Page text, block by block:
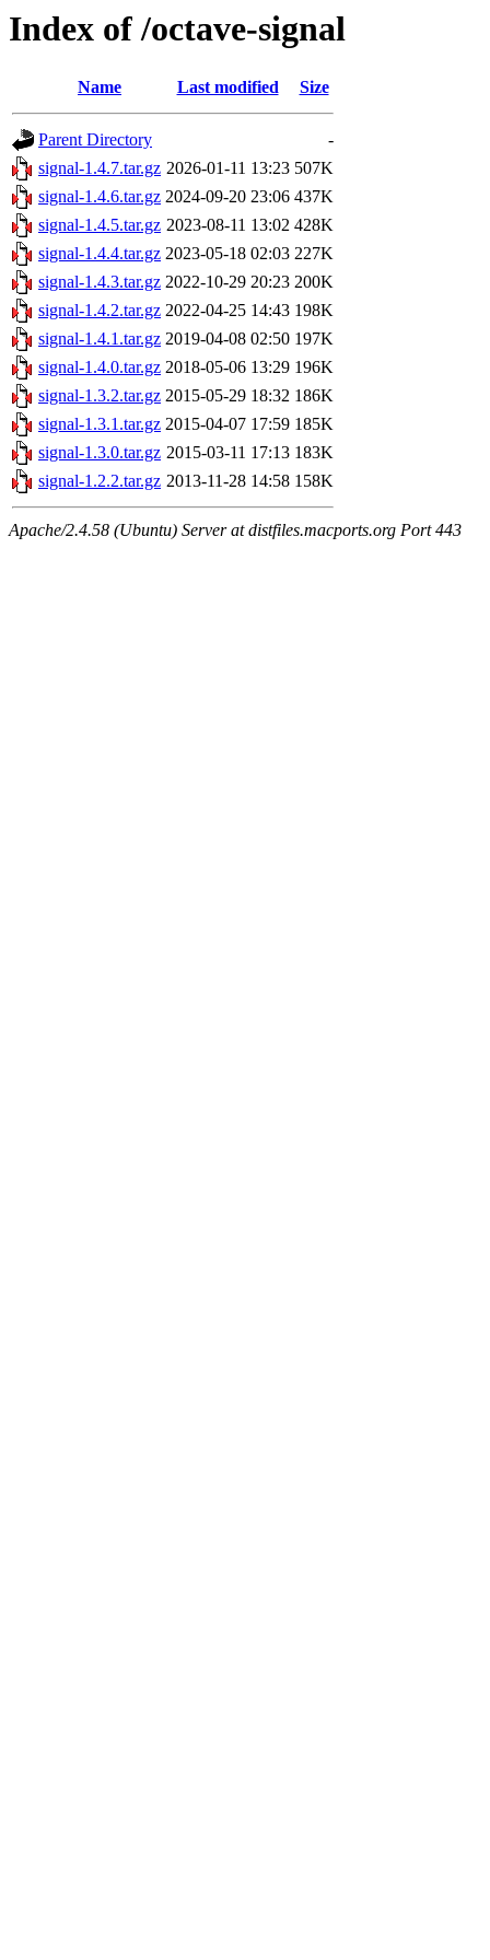
Index of /octave-signal
Name Last modified Size
Parent Directory
-
signal-1.4.7.tar.gz 2026-01-11 13:23 507K
signal-1.4.6.tar.gz 2024-09-20 23:06 437K
signal-1.4.5.tar.gz 2023-08-11 13:02 428K
signal-1.4.4.tar.gz 2023-05-18 02:03 227K
signal-1.4.3.tar.gz 2022-10-29 20:23 200K
signal-1.4.2.tar.gz 2022-04-25 14:43 198K
signal-1.4.1.tar.gz 2019-04-08 02:50 197K
signal-1.4.0.tar.gz 2018-05-06 13:29 196K
signal-1.3.2.tar.gz 2015-05-29 18:32 186K
signal-1.3.1.tar.gz 2015-04-07 17:59 185K
signal-1.3.0.tar.gz 2015-03-11 17:13 183K
signal-1.2.2.tar.gz 2013-11-28 14:58 158K
Apache/2.4.58 (Ubuntu) Server at distfiles.macports.org Port 443